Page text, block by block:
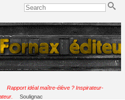
Rapport idéal maître-élève ? Inspirateur-
Soulignac